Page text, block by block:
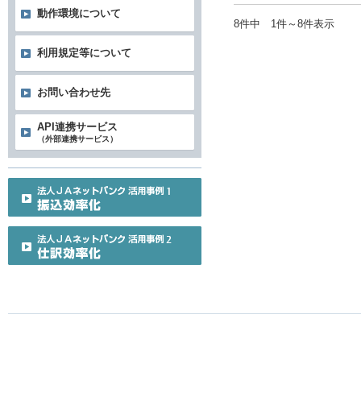
8件中 1件～8件表示
動作環境について
利用規定等について
お問い合わせ先
API連携サービス
（外部連携サービス）